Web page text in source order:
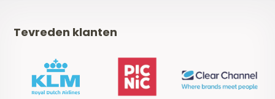
Tevreden klanten